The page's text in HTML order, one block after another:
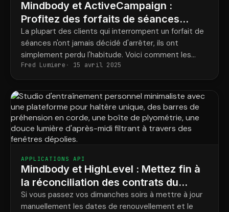
Mindbody et ActiveCampaign :
Profitez des forfaits de séances
avant que vos clients ne se
désintéressent.
La plupart des clients qui interrompent un forfait de
séances n'ont jamais décidé d'arrêter, ils ont
simplement perdu l'habitude. Voici comment les
recontacter au bon moment et les fidéliser.
Fred Lumiere 15 avril 2025
APPLICATIONS API
Mindbody et HighLevel : Mettez fin à
la réconciliation des contrats du
dimanche dans votre studio
Si vous passez vos dimanches soirs à mettre à jour
manuellement les dates de renouvellement et le